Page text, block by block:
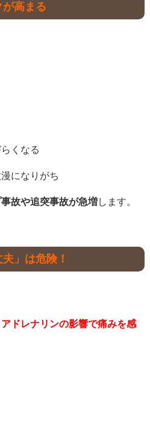
高まる
くなる
になりがち
故や追突事故が急増します。
」は危険！
アドレナリンの影響で痛みを感